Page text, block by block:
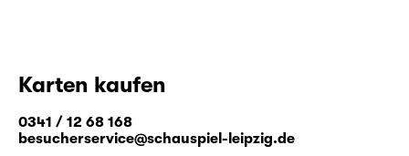
Karten kaufen
0341 / 12 68 168
besucherservice@schauspiel-leipzig.de